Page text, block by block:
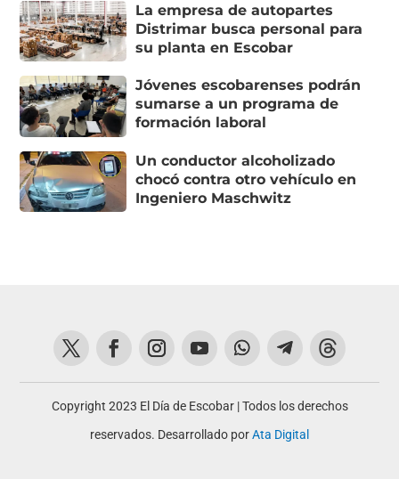
La empresa de autopartes
Distrimar busca personal para
su planta en Escobar
Jóvenes escobarenses podrán
sumarse a un programa de
formación laboral
Un conductor alcoholizado
chocó contra otro vehículo en
Ingeniero Maschwitz
Copyright 2023 El Día de Escobar | Todos los derechos
reservados. Desarrollado porAta Digital